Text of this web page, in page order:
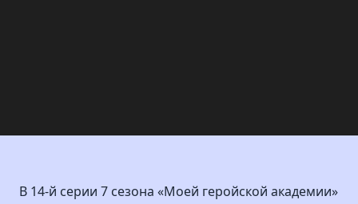
В 14-й серии 7 сезона «Моей геройской академии»